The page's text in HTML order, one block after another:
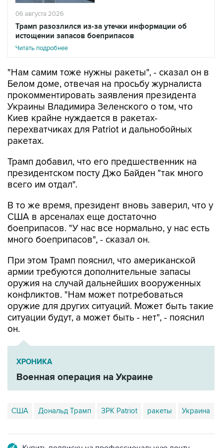
06 августа 2026
Трамп разозлился из-за утечки информации об
истощении запасов боеприпасов
Читать подробнее
"Нам самим тоже нужны ракеты", - сказал он в
Белом доме, отвечая на просьбу журналиста
прокомментировать заявления президента
Украины Владимира Зеленского о том, что
Киев крайне нуждается в ракетах-
перехватчиках для Patriot и дальнобойных
ракетах.
Трамп добавил, что его предшественник на
президентском посту Джо Байден "так много
всего им отдал".
В то же время, президент вновь заверил, что у
США в арсеналах еще достаточно
боеприпасов. "У нас все нормально, у нас есть
много боеприпасов", - сказал он.
При этом Трамп пояснил, что американской
армии требуются дополнительные запасы
оружия на случай дальнейших вооруженных
конфликтов. "Нам может потребоваться
оружие для других ситуаций. Может быть такие
ситуации будут, а может быть - нет", - пояснил
он.
ХРОНИКА
Военная операция на Украине
США Дональд Трамп ЗРК Patriot ракеты Украина